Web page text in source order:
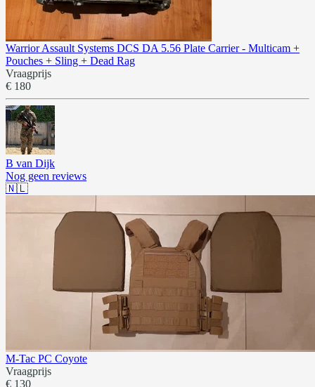
Warrior Assault Systems DCS DA 5.56 Plate Carrier - Multicam +
Pouches + Sling + Dead Rag
Vraagprijs
€ 180
B van Dijk
Nog geen reviews
🇳🇱
M-Tac PC Coyote
Vraagprijs
€ 130